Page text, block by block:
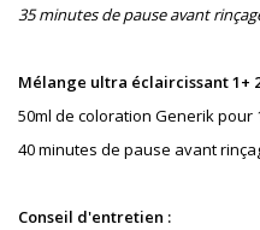
35 minutes de pause avant
Mélange ultra éclaircissant 1+
50ml de coloration Generik pour
40 minutes de pause avant
Conseil d'entretien :